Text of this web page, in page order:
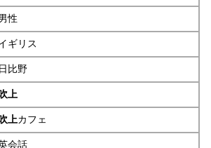
性
ギリス
日比野
吹上
吹上カフェ
会話